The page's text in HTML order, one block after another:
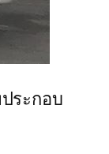
ระกอบ